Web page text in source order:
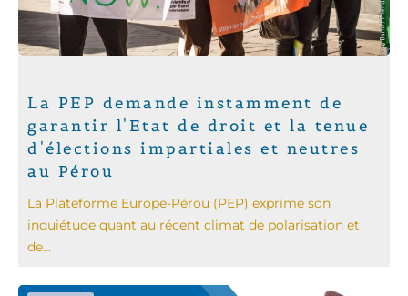
La PEP demande instamment de
garantir l'Etat de droit et la tenue
d'élections impartiales et neutres
au Pérou
La Plateforme Europe-Pérou (PEP) exprime son
inquiétude quant au récent climat de polarisation et
de...